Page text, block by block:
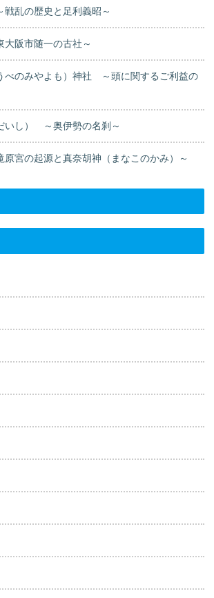
乱の歴史と足利義昭～
阪市随一の古社～
べのみやよも）神社 ～頭に関するご利益の
いし） ～奥伊勢の名刹～
宮の起源と真奈胡神（まなこのかみ）～